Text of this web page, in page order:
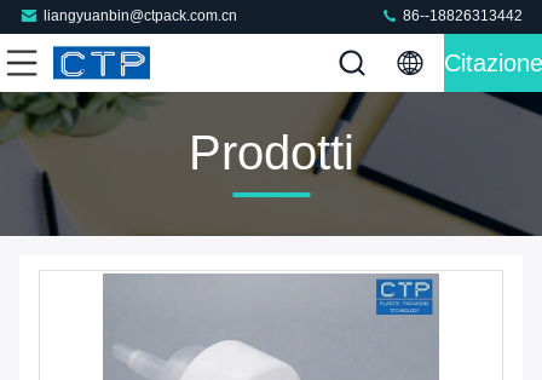
liangyuanbin@ctpack.com.cn 86--18826313442
Citazione
Prodotti